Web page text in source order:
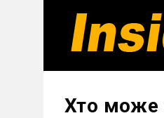
Хто може